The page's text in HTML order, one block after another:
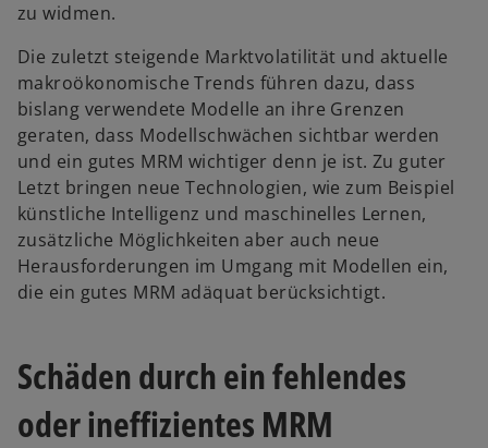
zu widmen.
Die zuletzt steigende Marktvolatilität und aktuelle
makroökonomische Trends führen dazu, dass
bislang verwendete Modelle an ihre Grenzen
geraten, dass Modellschwächen sichtbar werden
und ein gutes MRM wichtiger denn je ist. Zu guter
Letzt bringen neue Technologien, wie zum Beispiel
künstliche Intelligenz und maschinelles Lernen,
zusätzliche Möglichkeiten aber auch neue
Herausforderungen im Umgang mit Modellen ein,
die ein gutes MRM adäquat berücksichtigt.
Schäden durch ein fehlendes
oder ineffizientes MRM